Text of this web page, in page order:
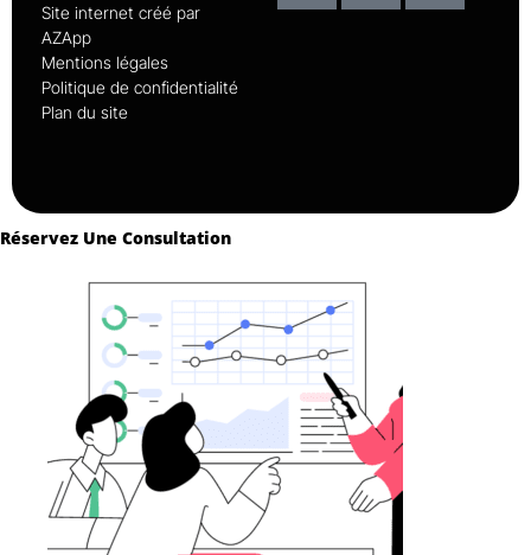
Site internet créé par
AZApp
Mentions légales
Politique de confidentialité
Plan du site
Réservez Une Consultation